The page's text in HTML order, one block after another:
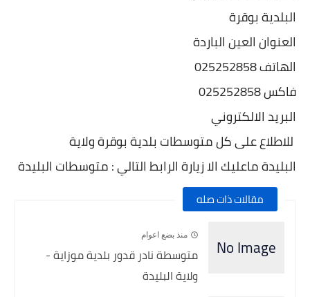
البلدية بوقرة
العنوان العين الباردة
الهاتف 025252858
فاكس 025252858
البريد الالكتروني
للاطلاع على كل متوسطات بلدية بوقرة ولاية
البليدة ماعليك الا زيارة الرابط التالي : متوسطات البليدة
مقالات ذات صله
منذ بضع اعوام
متوسطة نادر قدور بلدية موزاية -
ولاية البليدة